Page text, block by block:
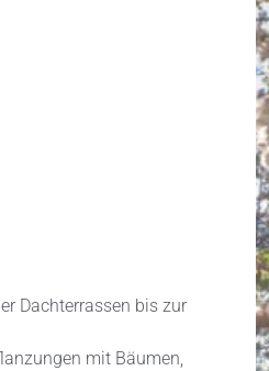
Dachterrassen bis zur
mit Bäumen,